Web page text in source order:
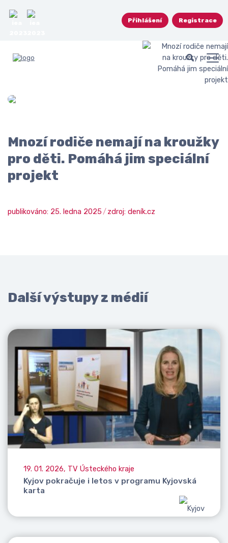
Přihlášení Registrace
Mnozí rodiče nemají na kroužky
pro děti. Pomáhá jim speciální
projekt
publikováno: 25. ledna 2025 zdroj: deník.cz
Další výstupy z médií
19. 01. 2026, TV Ústeckého kraje
Kyjov pokračuje i letos v programu Kyjovská
karta